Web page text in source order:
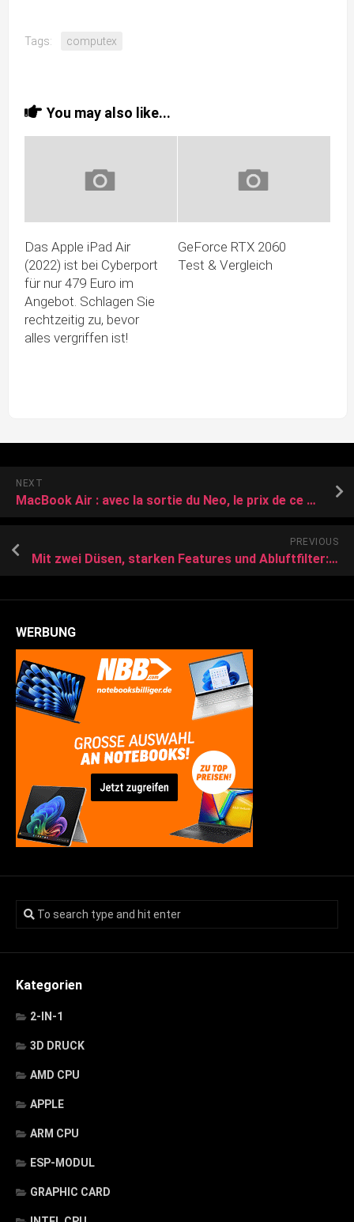
Tags: computex
You may also like...
Das Apple iPad Air
(2022) ist bei Cyberport
für nur 479 Euro im
Angebot. Schlagen Sie
rechtzeitig zu, bevor
alles vergriffen ist!
GeForce RTX 2060
Test & Vergleich
NEXT
MacBook Air : avec la sortie du Neo, le prix de ce modèle dégringole de 300 euros
PREVIOUS
Mit zwei Düsen, starken Features und Abluftfilter: 3D-Drucker X2D startet
WERBUNG
Kategorien
2-IN-1
3D DRUCK
AMD CPU
APPLE
ARM CPU
ESP-MODUL
GRAPHIC CARD